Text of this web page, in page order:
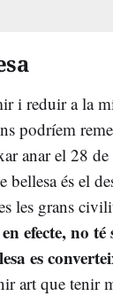
i reduir a la
podríem
anar el 28
bellesa és el
les grans
efecte, no
es
art que tenir